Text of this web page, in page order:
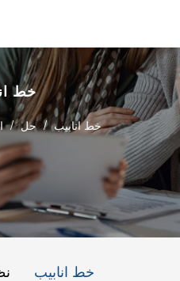
خط
/ حل / خط انابيب
خط انابيب